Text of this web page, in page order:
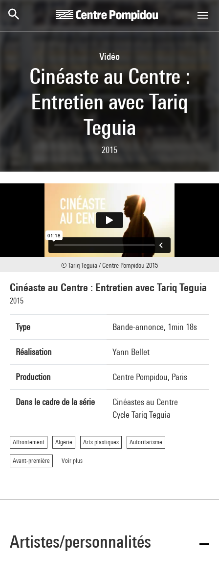
Vidéo
Cinéaste au Centre :
Entretien avec Tariq
Teguia
2015
Cinéaste au Centre : Entretien avec Tariq Teguia
2015
Type Bande-annonce, 1min 18s
Réalisation Yann Bellet
Production Centre Pompidou, Paris
Dans le cadre de la série
Cinéastes au Centre
Cycle Tariq Teguia
Affrontement Algérie Arts plastiques Autoritarisme
Avant-première Voir plus
© Tariq Teguia / Centre Pompidou 2015
Artistes/personnalités